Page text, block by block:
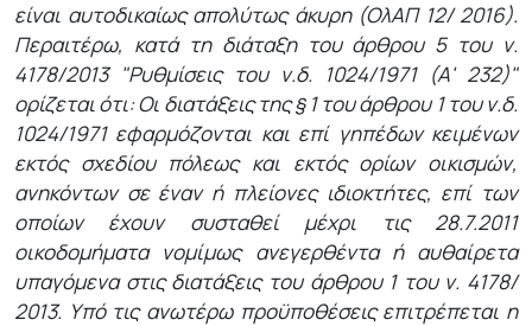
είναι αυτοδικαίως απολύτως άκυρη (ΟλΑΠ 12/ 2016).
Περαιτέρω, κατά τη διάταξη του άρθρου 5 του ν.
4178/2013 "Ρυθμίσεις του ν.δ. 1024/1971 (Α' 232)"
ορίζεται ότι: Οι διατάξεις της § 1 του άρθρου 1 του ν.δ.
1024/1971 εφαρμόζονται και επί γηπέδων κειμένων
εκτός σχεδίου πόλεως και εκτός ορίων οικισμών,
ανηκόντων σε έναν ή πλείονες ιδιοκτήτες, επί των
οποίων έχουν συσταθεί μέχρι τις 28.7.2011
οικοδομήματα νομίμως ανεγερθέντα ή αυθαίρετα
υπαγόμενα στις διατάξεις του άρθρου 1 του ν. 4178/
2013. Υπό τις ανωτέρω προϋποθέσεις επιτρέπεται η